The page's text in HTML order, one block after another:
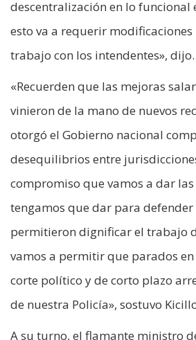
descentralización en lo funcional
esto va a requerir
trabajo con los intendentes», dijo.
«Recuerden que las mejoras
vinieron de la mano de nuevos
otorgó el Gobierno nacional
desequilibrios entre
compromiso que vamos a dar
tengamos que dar para defender
permitieron dignificar el trabajo
vamos a permitir que parados
corte político y de corto plazo
de nuestra Policía», sostuvo
A su turno, el flamante ministro